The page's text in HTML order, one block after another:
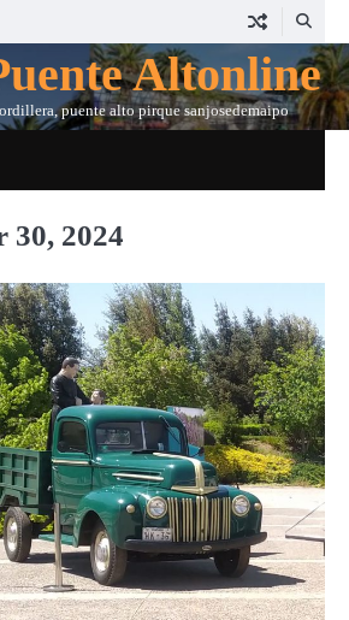
Altonline
puente alto pirque sanjosedemaipo
30, 2024